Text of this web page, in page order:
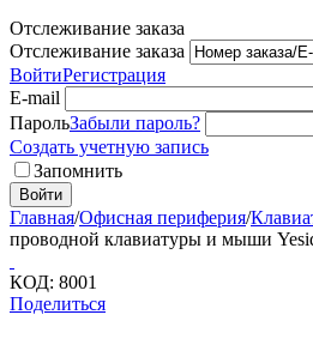
Отслеживание заказа
Отслеживание заказа
ВойтиРегистрация
E-mail
ПарольЗабыли пароль?
Создать учетную запись
Запомнить
Войти
Главная/Офисная периферия/
проводной клавиатуры и мыши
КОД: 8001
Поделиться